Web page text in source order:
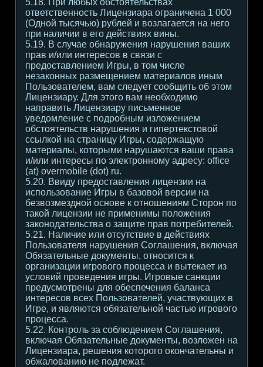
5.18. При любых обстоятельствах
ответственность Лицензиара ограничена 1 000
(Одной тысячью) рублей и возлагается на него
при наличии в его действиях вины.
5.19. В случае обнаружения нарушения ваших
прав и/или интересов в связи с
предоставлением Игры, в том числе
незаконных размещением материалов иным
Пользователем, вам следует сообщить об этом
Лицензиару. Для этого вам необходимо
направить Лицензиару письменное
уведомление с подробным изложением
обстоятельств нарушения и гипертекстовой
ссылкой на страницу Игры, содержащую
материалы, которыми нарушаются ваши права
и/или интересы по электронному адресу: office
(at) overmobile (dot) ru.
5.20. Ввиду предоставления лицензии на
использование Игры в базовой версии на
безвозмездной основе к отношениям Сторон по
такой лицензии не применимы положения
законодательства о защите прав потребителей.
5.21. Наличие или отсутствие в действиях
Пользователя нарушения Соглашения, включая
Обязательные документы, относится к
организации игрового процесса и вытекает из
условий проведения игры. Игровые санкции
предусмотрены для обеспечения баланса
интересов всех Пользователей, участвующих в
Игре, и являются обязательной частью игрового
процесса.
5.22. Контроль за соблюдением Соглашения,
включая Обязательные документы, возложен на
Лицензиара, решения которого окончательны и
обжалованию не подлежат.